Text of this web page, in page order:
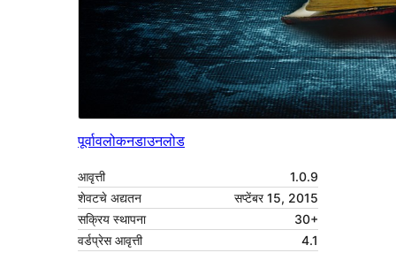
पूर्वावलोकनडाउनलोड
आवृत्ती
1.0.9
शेवटचे अद्यतन
सप्टेंबर 15, 2015
सक्रिय स्थापना
30+
वर्डप्रेस आवृत्ती
4.1